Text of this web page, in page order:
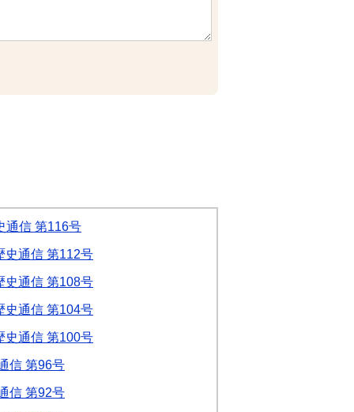
通信 第116号
史通信 第112号
史通信 第108号
史通信 第104号
史通信 第100号
信 第96号
信 第92号